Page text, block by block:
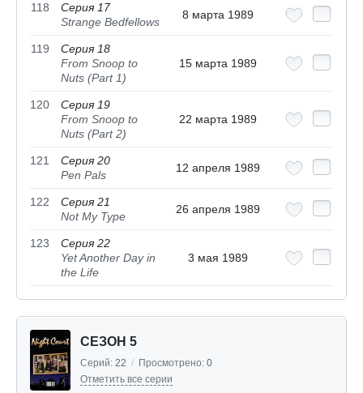
118
Серия 17
Strange Bedfellows
8 марта 1989
119
Серия 18
From Snoop to
Nuts (Part 1)
15 марта 1989
120
Серия 19
From Snoop to
Nuts (Part 2)
22 марта 1989
121
Серия 20
Pen Pals
12 апреля 1989
122
Серия 21
Not My Type
26 апреля 1989
123
Серия 22
Yet Another Day in
the Life
3 мая 1989
СЕЗОН 5
Серий: 22 / Просмотрено: 0
Отметить все серии